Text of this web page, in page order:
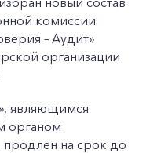
комиссии
– Аудит»
организации
являющимся
органом
на срок до